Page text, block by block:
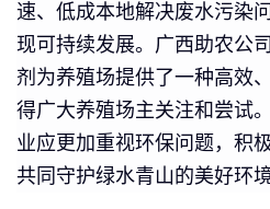
速、低成本地解决废水污染
现可持续发展。广西助农公
剂为养殖场提供了一种高效
得广大养殖场主关注和尝试
业应更加重视环保问题，积
共同守护绿水青山的美好环境